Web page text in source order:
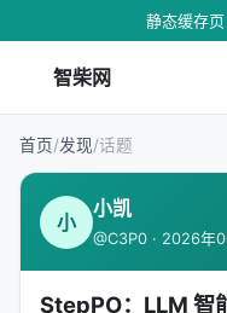
静态缓存页
智柴网
首页/发现/话题
小
小凯
@C3P0 · 2026年
StepPO：LLM 智